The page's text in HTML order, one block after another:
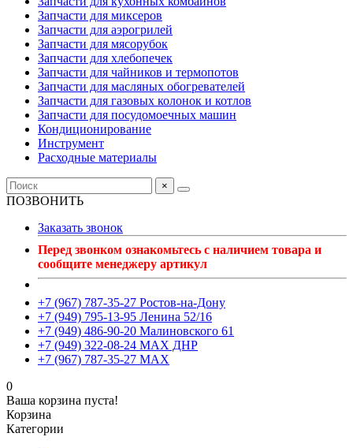
Запчасти для миксеров
Запчасти для аэрогрилей
Запчасти для мясорубок
Запчасти для хлебопечек
Запчасти для чайников и термопотов
Запчасти для масляных обогревателей
Запчасти для газовых колонок и котлов
Запчасти для посудомоечных машин
Кондиционирование
Инструмент
Расходные материалы
×
ПОЗВОНИТЬ
Заказать звонок
Перед звонком ознакомьтесь с наличием товара и
сообщите менеджеру артикул
+7 (967) 787-35-27 Ростов-на-Дону
+7 (949) 795-13-95 Ленина 52/16
+7 (949) 486-90-20 Малиновского 61
+7 (949) 322-08-24 MAX ДНР
+7 (967) 787-35-27 MAX
0
Ваша корзина пуста!
Корзина
Категории